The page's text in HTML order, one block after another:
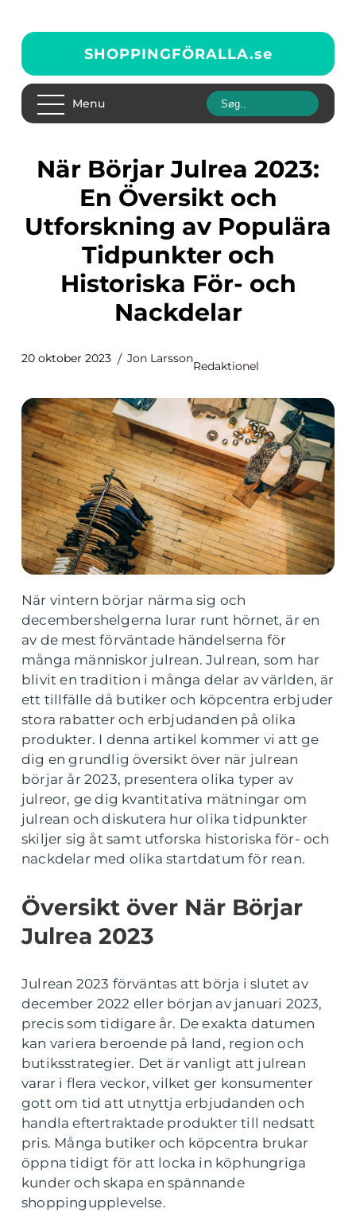
SHOPPINGFÖRALLA.se
Menu
När Börjar Julrea 2023:
En Översikt och
Utforskning av Populära
Tidpunkter och
Historiska För- och
Nackdelar
20 oktober 2023 Jon Larsson
Redaktionel
När vintern börjar närma sig och
decembershelgerna lurar runt hörnet, är en
av de mest förväntade händelserna för
många människor julrean. Julrean, som har
blivit en tradition i många delar av världen, är
ett tillfälle då butiker och köpcentra erbjuder
stora rabatter och erbjudanden på olika
produkter. I denna artikel kommer vi att ge
dig en grundlig översikt över när julrean
börjar år 2023, presentera olika typer av
julreor, ge dig kvantitativa mätningar om
julrean och diskutera hur olika tidpunkter
skiljer sig åt samt utforska historiska för- och
nackdelar med olika startdatum för rean.
Översikt över När Börjar
Julrea 2023
Julrean 2023 förväntas att börja i slutet av
december 2022 eller början av januari 2023,
precis som tidigare år. De exakta datumen
kan variera beroende på land, region och
butiksstrategier. Det är vanligt att julrean
varar i flera veckor, vilket ger konsumenter
gott om tid att utnyttja erbjudanden och
handla eftertraktade produkter till nedsatt
pris. Många butiker och köpcentra brukar
öppna tidigt för att locka in köphungriga
kunder och skapa en spännande
shoppingupplevelse.